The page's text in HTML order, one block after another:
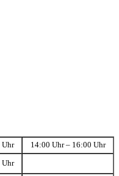
Uhr 14:00 Uhr – 16:00 Uhr
Uhr